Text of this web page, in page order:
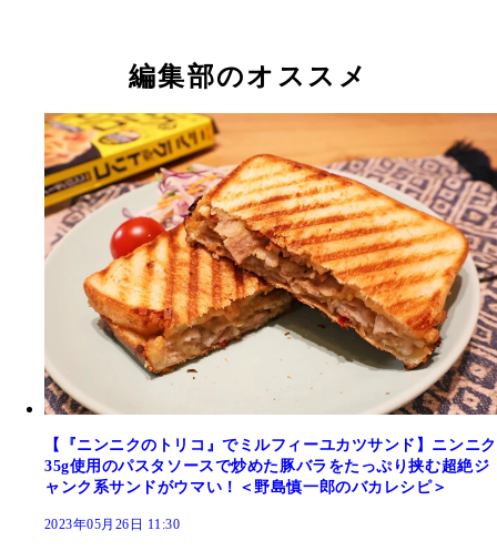
編集部のオススメ
【『ニンニクのトリコ』でミルフィーユカツサンド】ニンニク
35g使用のパスタソースで炒めた豚バラをたっぷり挟む超絶ジ
ャンク系サンドがウマい！＜野島慎一郎のバカレシピ＞
2023年05月26日 11:30